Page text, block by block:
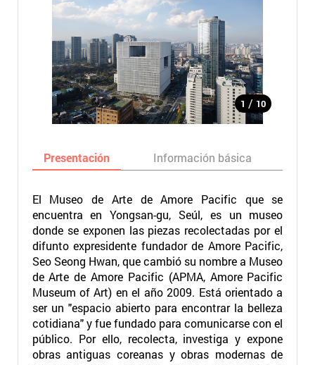
1 / 10
Presentación Información básica
El Museo de Arte de Amore Pacific que se
encuentra en Yongsan-gu, Seúl, es un museo
donde se exponen las piezas recolectadas por el
difunto expresidente fundador de Amore Pacific,
Seo Seong Hwan, que cambió su nombre a Museo
de Arte de Amore Pacific (APMA, Amore Pacific
Museum of Art) en el año 2009. Está orientado a
ser un "espacio abierto para encontrar la belleza
cotidiana" y fue fundado para comunicarse con el
público. Por ello, recolecta, investiga y expone
obras antiguas coreanas y obras modernas de